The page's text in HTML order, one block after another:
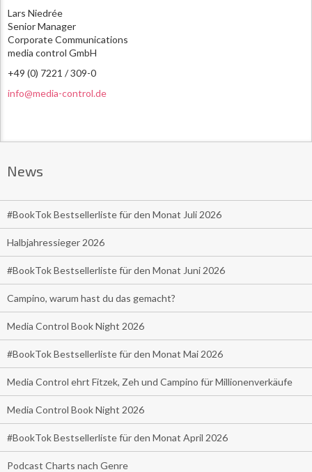
Lars Niedrée
Senior Manager
Corporate Communications
media control GmbH
+49 (0) 7221 / 309-0
info@media-control.de
News
#BookTok Bestsellerliste für den Monat Juli 2026
Halbjahressieger 2026
#BookTok Bestsellerliste für den Monat Juni 2026
Campino, warum hast du das gemacht?
Media Control Book Night 2026
#BookTok Bestsellerliste für den Monat Mai 2026
Media Control ehrt Fitzek, Zeh und Campino für Millionenverkäufe
Media Control Book Night 2026
#BookTok Bestsellerliste für den Monat April 2026
Podcast Charts nach Genre